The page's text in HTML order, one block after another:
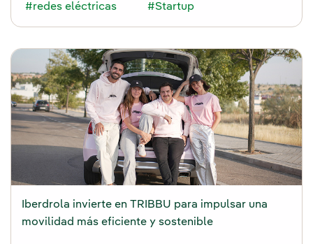
#redes eléctricas #Startup
Iberdrola invierte en TRIBBU para impulsar una
movilidad más eficiente y sostenible